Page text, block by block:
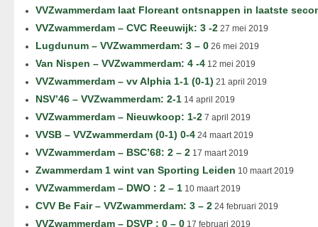
VVZwammerdam laat Floreant ontsnappen in laatste
VVZwammerdam – CVC Reeuwijk: 3 -2 27 mei 2019
Lugdunum – VVZwammerdam: 3 – 0 26 mei 2019
Van Nispen – VVZwammerdam: 4 -4 12 mei 2019
VVZwammerdam – vv Alphia 1-1 (0-1) 21 april 2019
NSV’46 – VVZwammerdam: 2-1 14 april 2019
VVZwammerdam – Nieuwkoop: 1-2 7 april 2019
VVSB – VVZwammerdam (0-1) 0-4 24 maart 2019
VVZwammerdam – BSC’68: 2 – 2 17 maart 2019
Zwammerdam 1 wint van Sporting Leiden 10 maart 2019
VVZwammerdam – DWO : 2 – 1 10 maart 2019
CVV Be Fair – VVZwammerdam: 3 – 2 24 februari 2019
VVZwammerdam – DSVP : 0 – 0 17 februari 2019